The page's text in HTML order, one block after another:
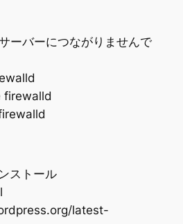
ーバーにつながりませんで
firewalld
ストール
latest-